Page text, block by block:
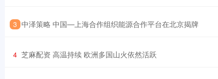
3 ​中泽策略 中国—上海合作组织能源合作平台在北京揭牌
4 ​芝麻配资 高温持续 欧洲多国山火依然活跃